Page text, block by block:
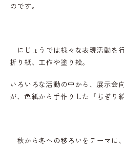
のです。
にじょうでは様々な表現活動を
折り紙、工作や塗り絵。
いろいろな活動の中から、展示会
が、色紙から手作りした『ちぎり
秋から冬への移ろいをテーマに